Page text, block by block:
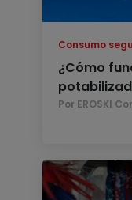
Consumo
¿Cómo
Por EROSKI